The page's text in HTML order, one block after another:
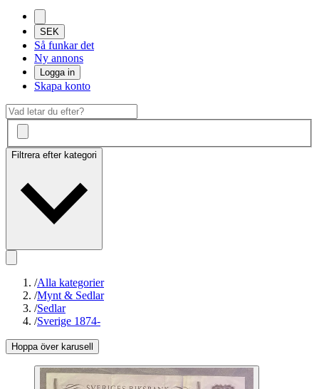
SEK
Så funkar det
Ny annons
Logga in
Skapa konto
Filtrera efter kategori
/Alla kategorier
/Mynt & Sedlar
/Sedlar
/Sverige 1874-
Hoppa över karusell